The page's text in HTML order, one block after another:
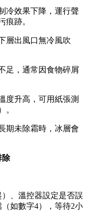
冷效果下降，運行聲
痕跡。
層出風口無冷風吹
足，通常因食物碎屑
度升高，可用紙張測
。
期未除霜時，冰層會
除
、溫控器設定是否誤
如數字4），等待2小